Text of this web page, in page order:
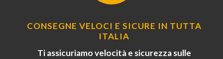
CONSEGNE VELOCI E SICURE IN TUTTA
ITALIA
Ti assicuriamo velocità e sicurezza sulle